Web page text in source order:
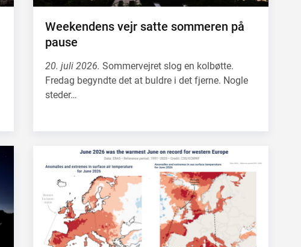
Weekendens vejr satte sommeren på
pause
20. juli 2026.Sommervejret slog en kolbøtte.
Fredag begyndte det at buldre i det fjerne. Nogle
steder…